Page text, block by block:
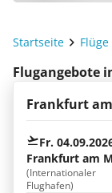
Startseite Flüge
Flugangebote
Frankfurt
Fr.
Frankfurt am
(Internationaler
Flughafen)